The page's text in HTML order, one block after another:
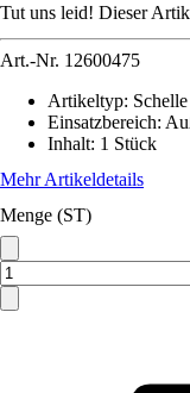
Tut uns leid! Dieser
Art.-Nr. 12600475
Artikeltyp: Schelle
Einsatzbereich:
Inhalt: 1 Stück
Mehr Artikeldetails
Menge (ST)